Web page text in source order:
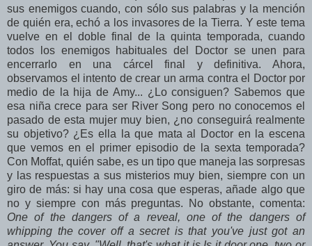
sus enemigos cuando, con sólo sus palabras y la mención
de quién era, echó a los invasores de la Tierra. Y este tema
vuelve en el doble final de la quinta temporada, cuando
todos los enemigos habituales del Doctor se unen para
encerrarlo en una cárcel final y definitiva. Ahora,
observamos el intento de crear un arma contra el Doctor por
medio de la hija de Amy... ¿Lo consiguen? Sabemos que
esa niña crece para ser River Song pero no conocemos el
pasado de esta mujer muy bien, ¿no conseguirá realmente
su objetivo? ¿Es ella la que mata al Doctor en la escena
que vemos en el primer episodio de la sexta temporada?
Con Moffat, quién sabe, es un tipo que maneja las sorpresas
y las respuestas a sus misterios muy bien, siempre con un
giro de más: si hay una cosa que esperas, añade algo que
no y siempre con más preguntas. No obstante, comenta:
One of the dangers of a reveal, one of the dangers of
whipping the cover off a secret is that you've just got an